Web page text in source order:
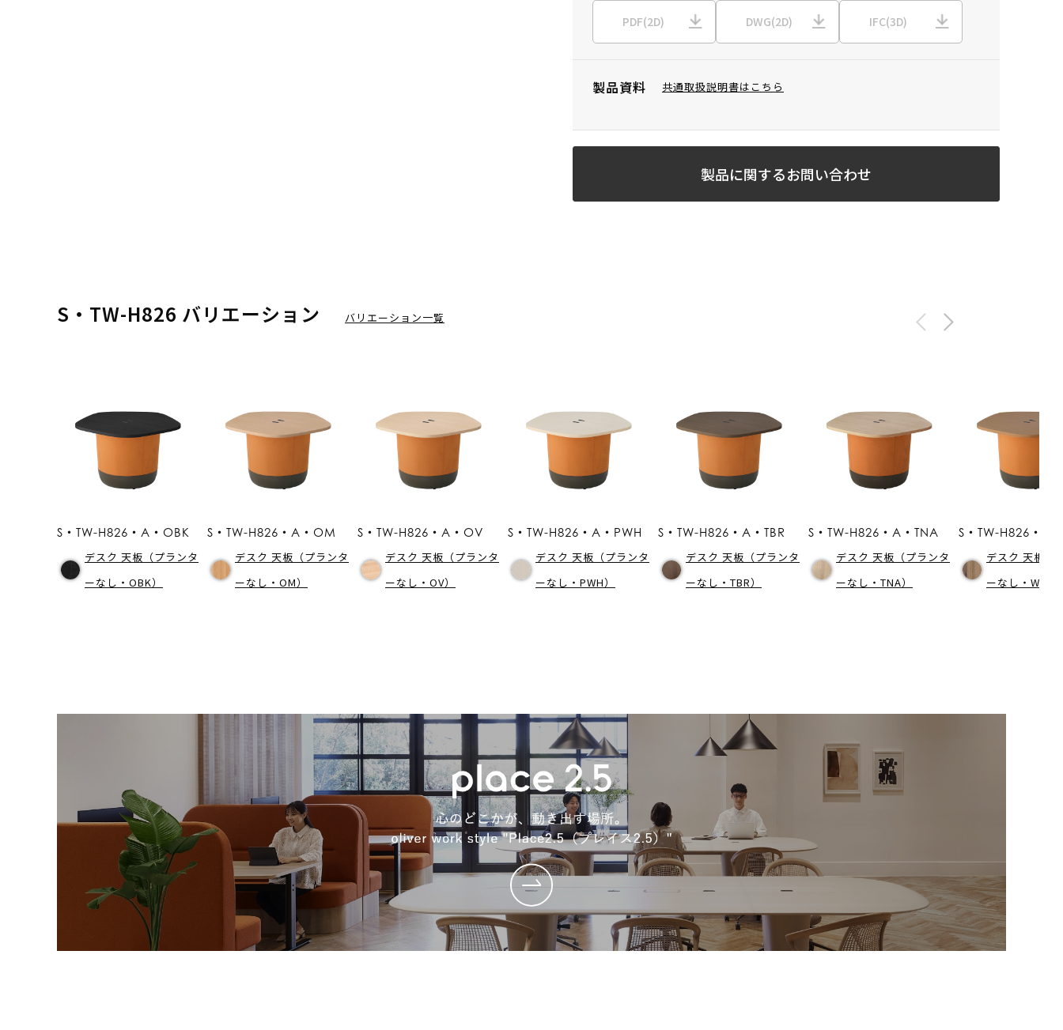
PDF(2D) DWG(2D) IFC(3D)
製品資料 共通取扱説明書はこちら
製品に関するお問い合わせ
S・TW-H826 バリエーション バリエーション一覧
S・TW-H826・A・OBK
デスク 天板（プランタ
ーなし・OBK）
S・TW-H826・A・OM
デスク 天板（プランタ
ーなし・OM）
S・TW-H826・A・OV
デスク 天板（プランタ
ーなし・OV）
S・TW-H826・A・PWH
デスク 天板（プランタ
ーなし・PWH）
S・TW-H826・A・TBR
デスク 天板（プランタ
ーなし・TBR）
S・TW-H826・A・TNA
デスク 天板（プランタ
ーなし・TNA）
S・TW-H826・A
デスク 天板（
ーなし・WNV